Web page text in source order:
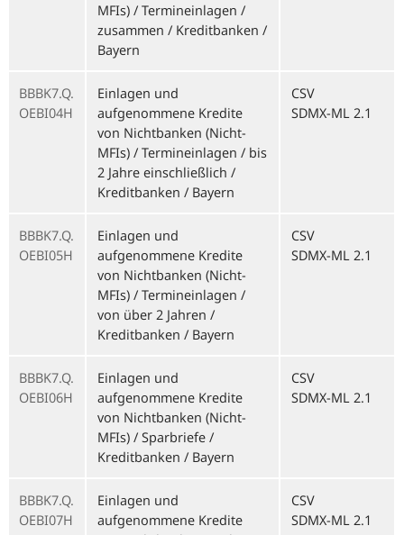
MFIs) / Termineinlagen /
zusammen / Kreditbanken /
Bayern
BBBK7.Q.
OEBI04H
Einlagen und
aufgenommene Kredite
von Nichtbanken (Nicht-
MFIs) / Termineinlagen / bis
2 Jahre einschließlich /
Kreditbanken / Bayern
CSV
SDMX-ML 2.1
BBBK7.Q.
OEBI05H
Einlagen und
aufgenommene Kredite
von Nichtbanken (Nicht-
MFIs) / Termineinlagen /
von über 2 Jahren /
Kreditbanken / Bayern
CSV
SDMX-ML 2.1
BBBK7.Q.
OEBI06H
Einlagen und
aufgenommene Kredite
von Nichtbanken (Nicht-
MFIs) / Sparbriefe /
Kreditbanken / Bayern
CSV
SDMX-ML 2.1
BBBK7.Q.
OEBI07H
Einlagen und
aufgenommene Kredite
CSV
SDMX-ML 2.1